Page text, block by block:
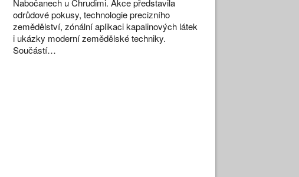
Nabočanech u Chrudimi. Akce představila
odrůdové pokusy, technologie precizního
zemědělství, zónální aplikaci kapalinových látek
i ukázky moderní zemědělské techniky.
Součástí…